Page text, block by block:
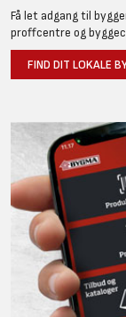
Få let adgang til
proffcentre og
FIND DIT LOKALE